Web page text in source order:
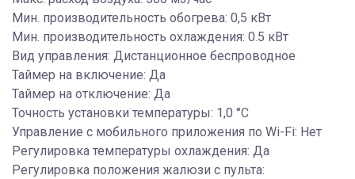
Мин. производительность обогрева: 0,5 кВт
Мин. производительность охлаждения: 0.5 кВт
Вид управления: Дистанционное беспроводное
Таймер на включение: Да
Таймер на отключение: Да
Точность установки температуры: 1,0 °С
Управление c мобильного приложения по Wi-Fi: Нет
Регулировка температуры охлаждения: Да
Регулировка положения жалюзи с пульта: